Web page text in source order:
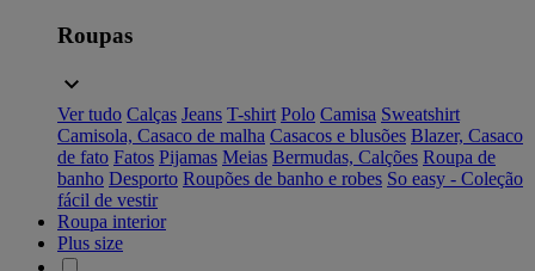
Roupas
Ver tudo Calças Jeans T-shirt Polo Camisa Sweatshirt
Camisola, Casaco de malha Casacos e blusões Blazer, Casaco
de fato Fatos Pijamas Meias Bermudas, Calções Roupa de
banho Desporto Roupões de banho e robes So easy - Coleção
fácil de vestir
Roupa interior
Plus size